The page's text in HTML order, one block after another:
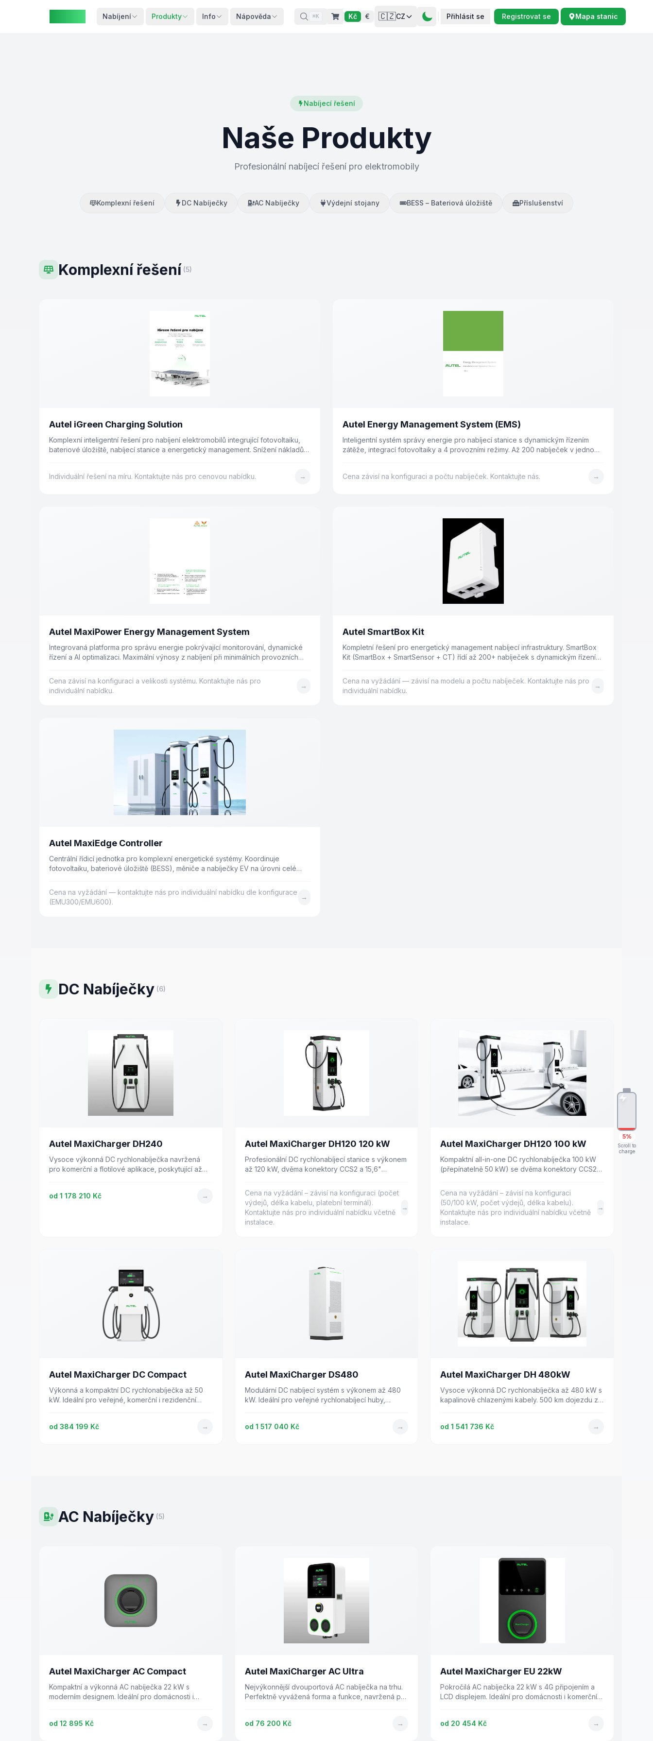
Nabíjení Produkty Info Nápověda ⌘K Kč € 🇨🇿CZ Přihlásit se Registrovat se Mapa stanic
5%
Scroll to
charge
Nabíjecí řešení
Naše Produkty
Profesionální nabíjecí řešení pro elektromobily
Komplexní řešení DC Nabíječky AC Nabíječky Výdejní stojany BESS – Bateriová úložiště Příslušenství
Komplexní řešení (5)
Autel iGreen Charging Solution
Komplexní inteligentní řešení pro nabíjení elektromobilů integrující fotovoltaiku,
bateriové úložiště, nabíjecí stanice a energetický management. Snížení nákladů
Individuální řešení na míru. Kontaktujte nás pro cenovou nabídku. →
Autel Energy Management System (EMS)
Inteligentní systém správy energie pro nabíjecí stanice s dynamickým řízením
zátěže, integrací fotovoltaiky a 4 provozními režimy. Až 200 nabíječek v jednom
Cena závisí na konfiguraci a počtu nabíječek. Kontaktujte nás. →
Autel MaxiPower Energy Management System
Integrovaná platforma pro správu energie pokrývající monitorování, dynamické
řízení a AI optimalizaci. Maximální výnosy z nabíjení při minimálních provozních
Cena závisí na konfiguraci a velikosti systému. Kontaktujte nás pro
individuální nabídku.
→
Autel SmartBox Kit
Kompletní řešení pro energetický management nabíjecí infrastruktury. SmartBox
Kit (SmartBox + SmartSensor + CT) řídí až 200+ nabíječek s dynamickým řízením
km, kompatibilní s FVE a BESS.
Cena na vyžádání — závisí na modelu a počtu nabíječek. Kontaktujte nás pro
individuální nabídku.
→
Autel MaxiEdge Controller
Centrální řídicí jednotka pro komplexní energetické systémy. Koordinuje
fotovoltaiku, bateriové úložiště (BESS), měniče a nabíječky EV na úrovni celé
Cena na vyžádání — kontaktujte nás pro individuální nabídku dle konfigurace
(EMU300/EMU600).
→
DC Nabíječky (6)
Autel MaxiCharger DH240
Vysoce výkonná DC rychlonabíječka navržená
pro komerční a flotilové aplikace, poskytující až
od 1 178 210 Kč →
Autel MaxiCharger DH120 120 kW
Profesionální DC rychlonabíjecí stanice s výkonem
až 120 kW, dvěma konektory CCS2 a 15,6"
Cena na vyžádání – závisí na konfiguraci (počet
výdejů, délka kabelu, platební terminál).
Kontaktujte nás pro individuální nabídku včetně
instalace.
→
Autel MaxiCharger DH120 100 kW
Kompaktní all-in-one DC rychlonabíječka 100 kW
(přepínatelně 50 kW) se dvěma konektory CCS2 a
Cena na vyžádání – závisí na konfiguraci
(50/100 kW, počet výdejů, délka kabelu).
Kontaktujte nás pro individuální nabídku včetně
instalace.
→
Autel MaxiCharger DC Compact
Výkonná a kompaktní DC rychlonabíječka až 50
kW. Ideální pro veřejné, komerční i rezidenční
od 384 199 Kč →
Autel MaxiCharger DS480
Modulární DC nabíjecí systém s výkonem až 480
kW. Ideální pro veřejné rychlonabíjecí huby,
od 1 517 040 Kč →
Autel MaxiCharger DH 480kW
Vysoce výkonná DC rychlonabíječka až 480 kW s
kapalinově chlazenými kabely. 500 km dojezdu za
od 1 541 736 Kč →
AC Nabíječky (5)
Autel MaxiCharger AC Compact
Kompaktní a výkonná AC nabíječka 22 kW s
moderním designem. Ideální pro domácnosti i
od 12 895 Kč →
Autel MaxiCharger AC Ultra
Nejvýkonnější dvouportová AC nabíječka na trhu.
Perfektně vyvážená forma a funkce, navržená pro
od 76 200 Kč →
Autel MaxiCharger EU 22kW
Pokročilá AC nabíječka 22 kW s 4G připojením a
LCD displejem. Ideální pro domácnosti i komerční
od 20 454 Kč →